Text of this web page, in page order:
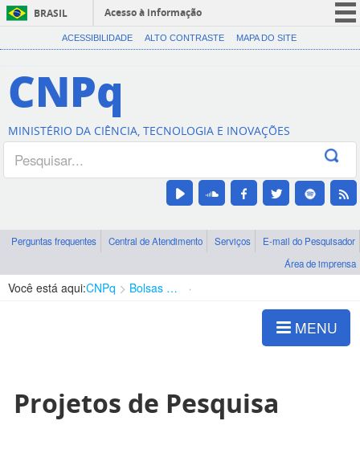
BRASIL
Acesso à informação
CORONAVÍRUS (COVID-19)
Canais
ACESSIBILIDADE ALTO CONTRASTE MAPA DO SITE
CNPq
MINISTÉRIO DA CIÊNCIA, TECNOLOGIA E INOVAÇÕES
Perguntas frequentes Central de Atendimento Serviços
E-mail do Pesquisador
Área de imprensa
Você está aqui:CNPq Bolsas e Auxílios Vigentes
MENU
Projetos de Pesquisa